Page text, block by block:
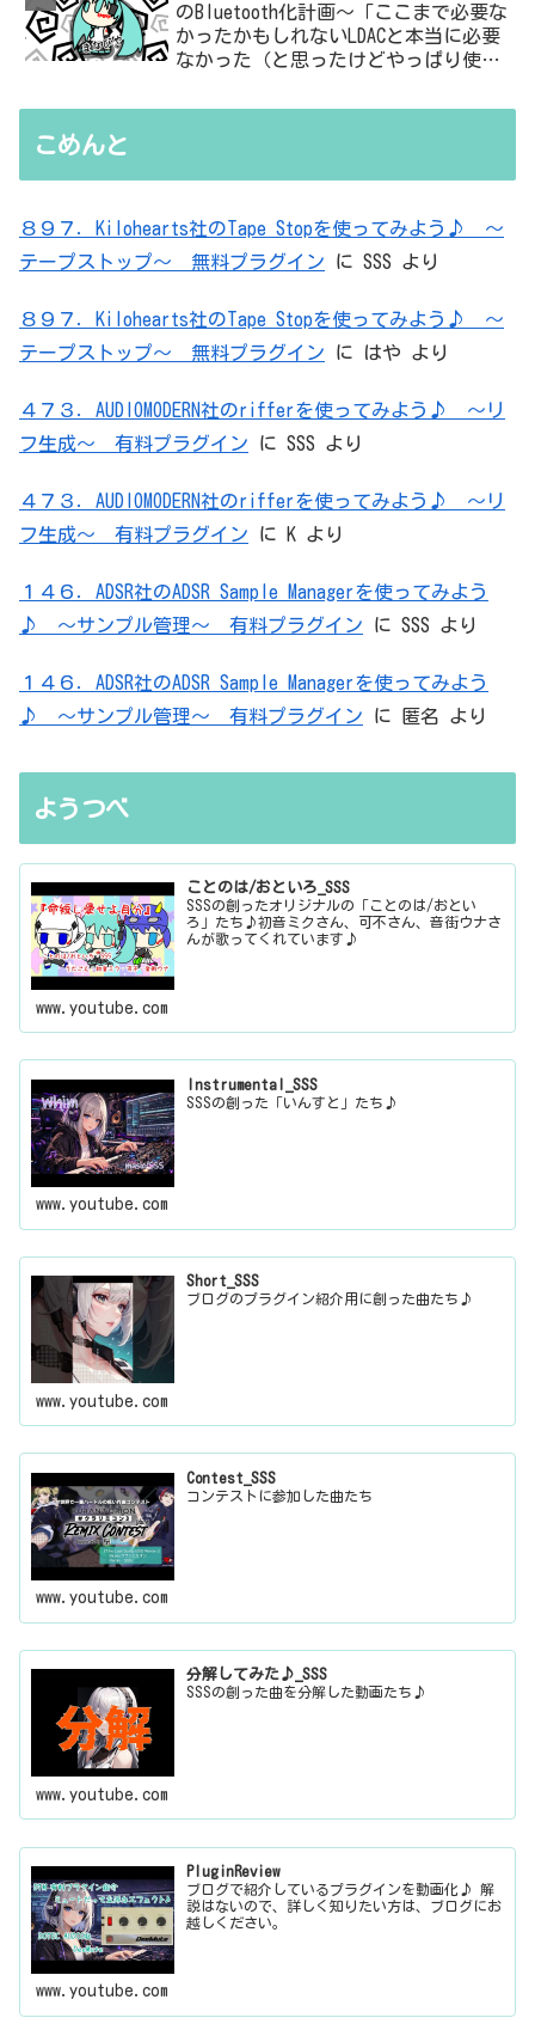
のBluetooth化計画～「ここまで必要な
かったかもしれないLDACと本当に必要
なかった（と思ったけどやっぱり使っ
無駄を重ねた結論はシンプルだった
こめんと
８９７．Kilohearts社のTape Stopを使ってみよう♪ ～
テープストップ～ 無料プラグイン に SSS より
８９７．Kilohearts社のTape Stopを使ってみよう♪ ～
テープストップ～ 無料プラグイン に はや より
４７３．AUDIOMODERN社のrifferを使ってみよう♪ ～リ
フ生成～ 有料プラグイン に SSS より
４７３．AUDIOMODERN社のrifferを使ってみよう♪ ～リ
フ生成～ 有料プラグイン に K より
１４６．ADSR社のADSR Sample Managerを使ってみよう
♪ ～サンプル管理～ 有料プラグイン に SSS より
１４６．ADSR社のADSR Sample Managerを使ってみよう
♪ ～サンプル管理～ 有料プラグイン に 匿名 より
ようつべ
ことのは/おといろ_SSS
SSSの創ったオリジナルの「ことのは/おとい
ろ」たち♪初音ミクさん、可不さん、音街ウナさ
んが歌ってくれています♪
www.youtube.com
Instrumental_SSS
SSSの創った「いんすと」たち♪
www.youtube.com
Short_SSS
ブログのプラグイン紹介用に創った曲たち♪
www.youtube.com
Contest_SSS
コンテストに参加した曲たち
www.youtube.com
分解してみた♪_SSS
SSSの創った曲を分解した動画たち♪
www.youtube.com
PluginReview
ブログで紹介しているプラグインを動画化♪ 解
説はないので、詳しく知りたい方は、ブログにお
越しください。
www.youtube.com